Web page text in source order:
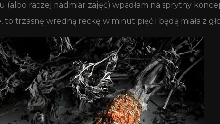
(albo raczej nadmiar zajęć) wpadłam na sprytny
trzasnę wredną reckę w minut pięć i będą miała z